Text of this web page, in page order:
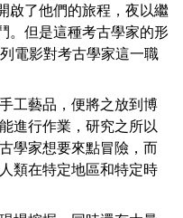
啟了他們的旅程，夜以繼
。但是這種考古學家的形
電影對考古學家這一職
工藝品，便將之放到博
進行作業，研究之所以
學家想要來點冒險，而
類在特定地區和特定時